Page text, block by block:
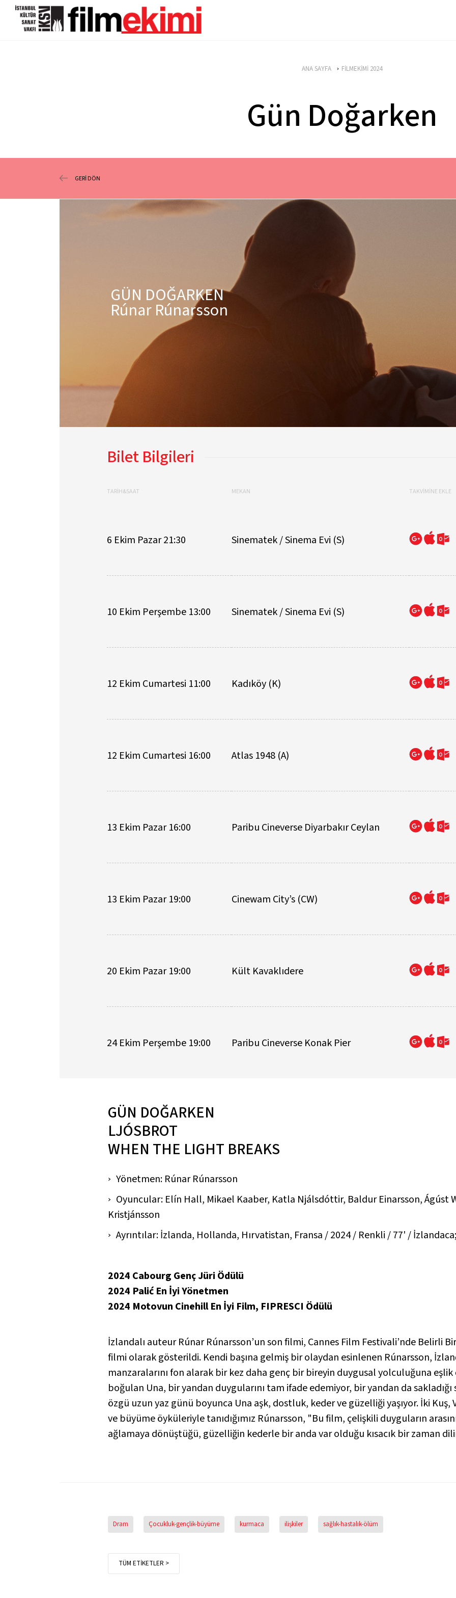
ANA SAYFA FİLMEKİMİ 2024
Gün Doğarken
GERİ DÖN
GÜN DOĞARKEN
Rúnar Rúnarsson
Bilet Bilgileri
TARİH&SAAT MEKAN TAKVİMİNE EKLE
6 Ekim Pazar 21:30 Sinematek / Sinema Evi (S)
10 Ekim Perşembe 13:00 Sinematek / Sinema Evi (S)
12 Ekim Cumartesi 11:00 Kadıköy (K)
12 Ekim Cumartesi 16:00 Atlas 1948 (A)
13 Ekim Pazar 16:00 Paribu Cineverse Diyarbakır Ceylan
13 Ekim Pazar 19:00 Cinewam City’s (CW)
20 Ekim Pazar 19:00 Kült Kavaklıdere
24 Ekim Perşembe 19:00 Paribu Cineverse Konak Pier
GÜN DOĞARKEN
LJÓSBROT
WHEN THE LIGHT BREAKS
Yönetmen: Rúnar Rúnarsson
Oyuncular: Elín Hall, Mikael Kaaber, Katla Njálsdóttir, Baldur Einarsson, Ágúst
Kristjánsson
Ayrıntılar: İzlanda, Hollanda, Hırvatistan, Fransa / 2024 / Renkli / 77' /
2024 Cabourg Genç Jüri Ödülü
2024 Palić En İyi Yönetmen
2024 Motovun Cinehill En İyi Film, FIPRESCI Ödülü
İzlandalı auteur Rúnar Rúnarsson’un son filmi, Cannes Film Festivali’nde Belirli
filmi olarak gösterildi. Kendi başına gelmiş bir olaydan esinlenen Rúnarsson,
manzaralarını fon alarak bir kez daha genç bir bireyin duygusal yolculuğuna eşlik
boğulan Una, bir yandan duygularını tam ifade edemiyor, bir yandan da sakladığı
özgü uzun yaz günü boyunca Una aşk, dostluk, keder ve güzelliği yaşıyor.İki Kuş,
ve büyüme öyküleriyle tanıdığımız Rúnarsson, "Bu film, çelişkili duyguların
ağlamaya dönüştüğü, güzelliğin kederle bir anda var olduğu kısacık bir zaman
Dram Çocukluk-gençlik-büyüme kurmaca ilişkiler sağlık-hastalık-ölüm
TÜM ETİKETLER >